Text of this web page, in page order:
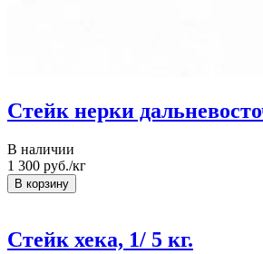
Стейк нерки
В наличии
1 300 руб./кг
Стейк хека, 1/ 5 кг.